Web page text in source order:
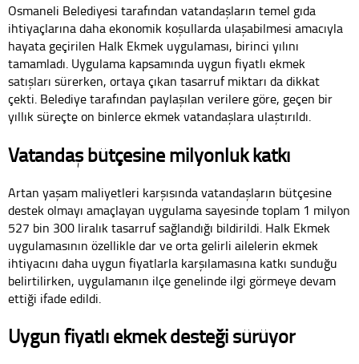
Osmaneli Belediyesi tarafından vatandaşların temel gıda
ihtiyaçlarına daha ekonomik koşullarda ulaşabilmesi amacıyla
hayata geçirilen Halk Ekmek uygulaması, birinci yılını
tamamladı. Uygulama kapsamında uygun fiyatlı ekmek
satışları sürerken, ortaya çıkan tasarruf miktarı da dikkat
çekti. Belediye tarafından paylaşılan verilere göre, geçen bir
yıllık süreçte on binlerce ekmek vatandaşlara ulaştırıldı.
Vatandaş bütçesine milyonluk katkı
Artan yaşam maliyetleri karşısında vatandaşların bütçesine
destek olmayı amaçlayan uygulama sayesinde toplam 1 milyon
527 bin 300 liralık tasarruf sağlandığı bildirildi. Halk Ekmek
uygulamasının özellikle dar ve orta gelirli ailelerin ekmek
ihtiyacını daha uygun fiyatlarla karşılamasına katkı sunduğu
belirtilirken, uygulamanın ilçe genelinde ilgi görmeye devam
ettiği ifade edildi.
Uygun fiyatlı ekmek desteği sürüyor